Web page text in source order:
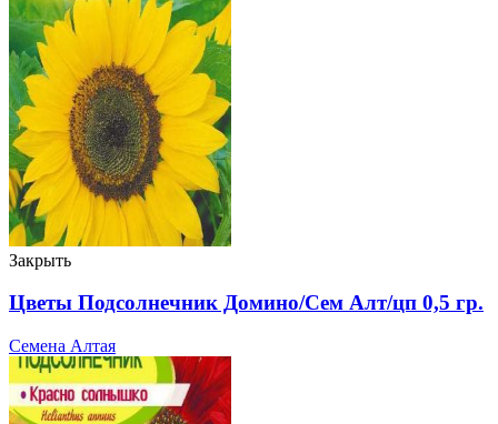
Закрыть
Цветы Подсолнечник Домино/Сем Алт/цп 0,5 гр.
Семена Алтая